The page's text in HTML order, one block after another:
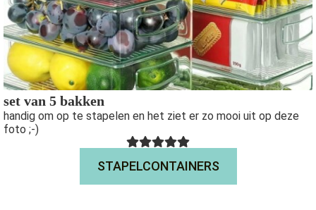
set van 5 bakken
handig om op te stapelen en het ziet er zo mooi uit op deze
foto ;-)
STAPELCONTAINERS